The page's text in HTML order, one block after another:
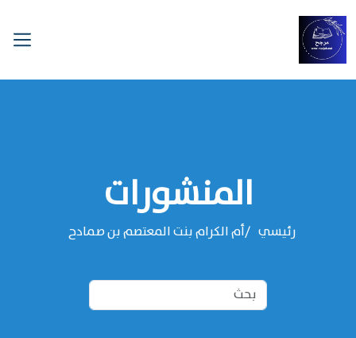
المنشورات
رئيسي ‌‌أم الكرام بنت المعتصم بن صمادح